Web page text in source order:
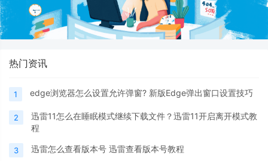
热门资讯
1 edge浏览器怎么设置允许弹窗? 新版Edge弹出窗口设置技巧
2
迅雷11怎么在睡眠模式继续下载文件？迅雷11开启离开模式教
程
3 迅雷怎么查看版本号 迅雷查看版本号教程